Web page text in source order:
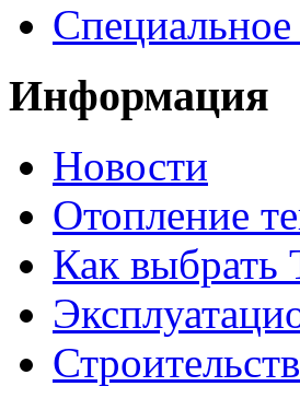
Информация
Новости
Отопление
Как выбрать